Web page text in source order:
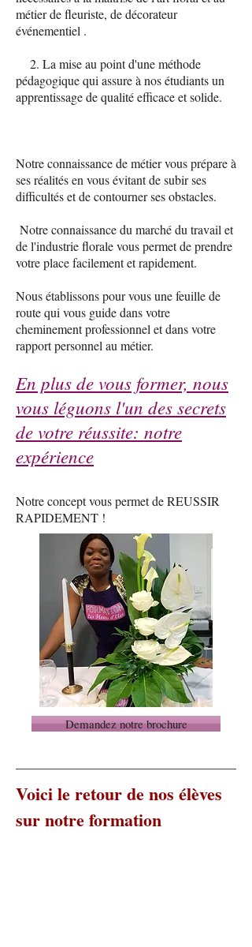
métier de fleuriste, de décorateur
événementiel .
2. La mise au point d'une méthode
pédagogique qui assure à nos étudiants un
apprentissage de qualité efficace et solide.
Notre connaissance de métier vous prépare à
ses réalités en vous évitant de subir ses
difficultés et de contourner ses obstacles.
Notre connaissance du marché du travail et
de l'industrie florale vous permet de prendre
votre place facilement et rapidement.
Nous établissons pour vous une feuille de
route qui vous guide dans votre
cheminement professionnel et dans votre
rapport personnel au métier.
En plus de vous former, nous
vous léguons l'un des secrets
de votre réussite: notre
expérience
Notre concept vous permet de REUSSIR
RAPIDEMENT !
Demandez notre brochure
Voici le retour de nos élèves
sur notre formation